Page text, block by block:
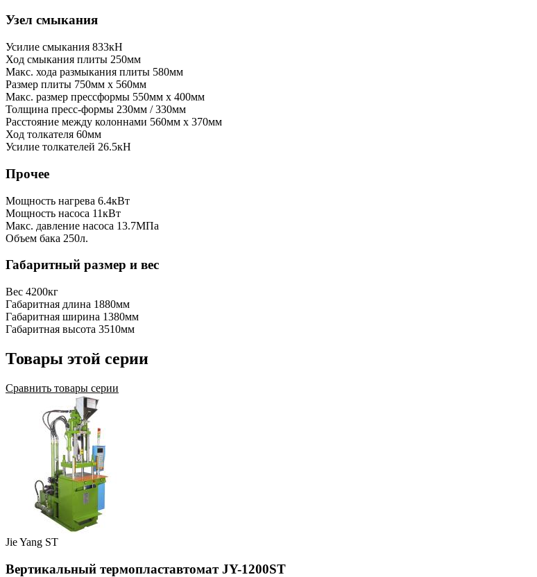
Узел смыкания
Усилие смыкания 833кН
Ход смыкания плиты 250мм
Макс. хода размыкания плиты 580мм
Размер плиты 750мм x 560мм
Макс. размер прессформы 550мм x 400мм
Толщина пресс-формы 230мм / 330мм
Расстояние между колоннами 560мм x 370мм
Ход толкателя 60мм
Усилие толкателей 26.5кН
Прочее
Мощность нагрева 6.4кВт
Мощность насоса 11кВт
Макс. давление насоса 13.7МПа
Объем бака 250л.
Габаритный размер и вес
Вес 4200кг
Габаритная длина 1880мм
Габаритная ширина 1380мм
Габаритная высота 3510мм
Товары этой серии
Сравнить товары серии
Jie Yang ST
Вертикальный термопластавтомат JY-1200ST